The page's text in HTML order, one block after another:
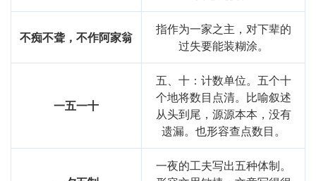
不痴不聋，不作阿家翁
指作为一家之主，对下辈的
过失要能装糊涂。
一五一十
五、十：计数单位。五个十
个地将数目点清。比喻叙述
从头到尾，源源本本，没有
遗漏。也形容查点数目。
一夜的工夫写出五种体制。